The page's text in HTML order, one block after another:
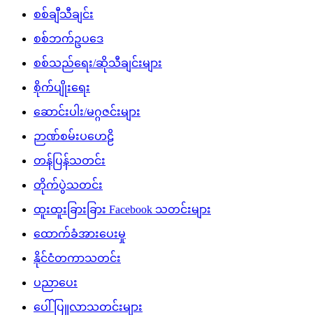
စစ်ချီသီချင်း
စစ်ဘက်ဥပဒေ
စစ်သည်ရေး/ဆိုသီချင်းများ
စိုက်ပျိုးရေး
ဆောင်းပါး/မဂ္ဂဇင်းများ
ဉာဏ်စမ်းပဟေဠိ
တန်ပြန်သတင်း
တိုက်ပွဲသတင်း
ထူးထူးခြားခြား Facebook သတင်းများ
ထောက်ခံအားပေးမှု
နိုင်ငံတကာသတင်း
ပညာပေး
ပေါ်ပြူလာသတင်းများ